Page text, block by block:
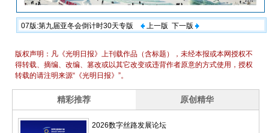
07版:第九届亚冬会倒计时30天专版 上一版 下一版